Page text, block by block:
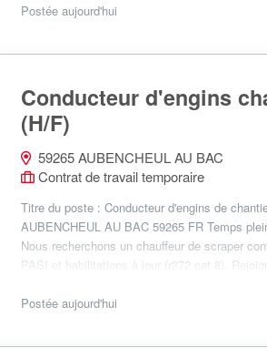
Postée aujourd'hui
Conducteur d'engins
(H/F)
59265 AUBENCHEUL AU BAC
Contrat de travail temporaire
Titre du poste : Conducteur d'engins de
AUBENCHEUL AU BAC 59265 FR Temps
Nous recherchons un chauffeur de scraper
PASI et habilitations à jour (r372 cat 8).
Postée aujourd'hui